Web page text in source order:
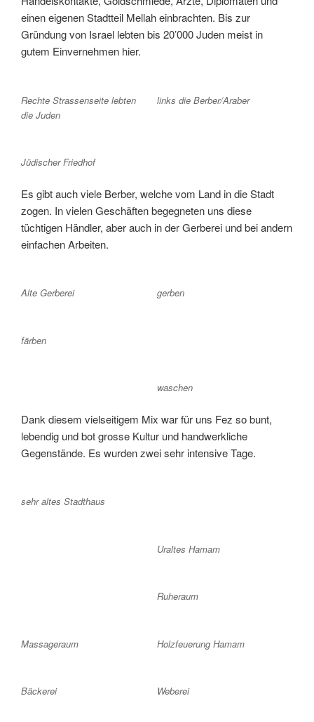
einen eigenen Stadtteil Mellah einbrachten. Bis zur
Gründung von Israel lebten bis 20’000 Juden meist in
gutem Einvernehmen hier.
Rechte Strassenseite lebten
die Juden
links die Berber/Araber
Jüdischer Friedhof
Es gibt auch viele Berber, welche vom Land in die Stadt
zogen. In vielen Geschäften begegneten uns diese
tüchtigen Händler, aber auch in der Gerberei und bei andern
einfachen Arbeiten.
Alte Gerberei gerben
färben
waschen
Dank diesem vielseitigem Mix war für uns Fez so bunt,
lebendig und bot grosse Kultur und handwerkliche
Gegenstände. Es wurden zwei sehr intensive Tage.
sehr altes Stadthaus
Uraltes Hamam
Ruheraum
Massageraum Holzfeuerung Hamam
Bäckerei Weberei